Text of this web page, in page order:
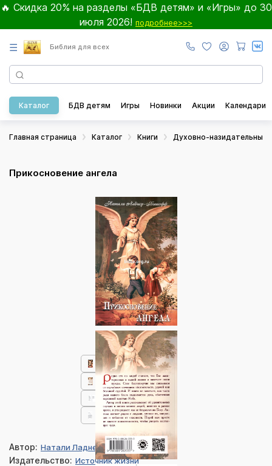
🔥 Скидка 20% на разделы «БДВ детям» и «Игры» до 30
июля 2026! подробнее>>>
☰ Библия для всех
Каталог БДВ детям Игры Новинки Акции Календари
Главная страница Каталог Книги Духовно-назидательные
Прикосновение ангела
Автор: Натали Ладнер-Бишофф
Издательство: Источник жизни